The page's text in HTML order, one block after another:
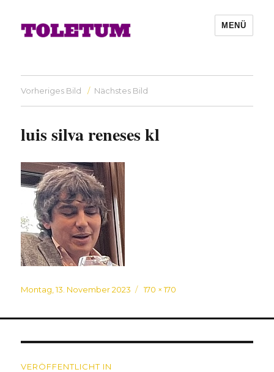
MENÜ
Vorheriges Bild Nächstes Bild
luis silva reneses kl
Veröffentlicht
Montag, 13. November 2023 Originalgröße
170 × 170
VERÖFFENTLICHT IN